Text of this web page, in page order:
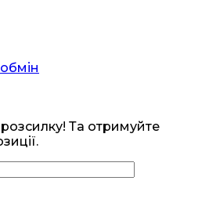
Та отримуйте